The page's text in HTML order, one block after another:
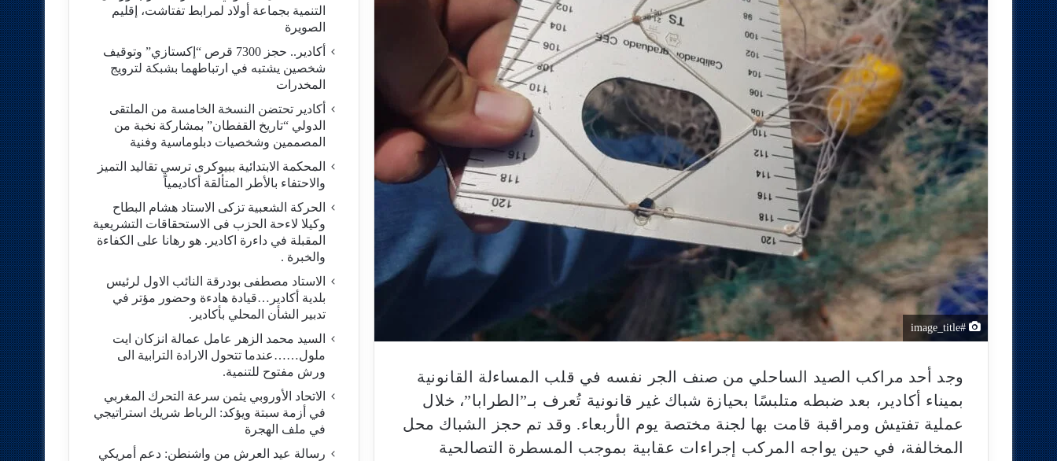
#image_title
وجد أحد مراكب الصيد الساحلي من صنف الجر نفسه في قلب المساءلة القانونية
بميناء أكادير، بعد ضبطه متلبسًا بحيازة شباك غير قانونية تُعرف بـ”الطرابا”، خلال
عملية تفتيش ومراقبة قامت بها لجنة مختصة يوم الأربعاء. وقد تم حجز الشباك محل
المخالفة، في حين يواجه المركب إجراءات عقابية بموجب المسطرة التصالحية
التنمية بجماعة أولاد لمرابط تفتاشت، إقليم
الصويرة
أكادير.. حجز 7300 قرص “إكستازي” وتوقيف
شخصين يشتبه في ارتباطهما بشبكة لترويج
المخدرات
أكادير تحتضن النسخة الخامسة من الملتقى
الدولي “تاريخ القفطان” بمشاركة نخبة من
المصممين وشخصيات دبلوماسية وفنية
المحكمة الابتدائية ببيوكرى ترسي تقاليد التميز
والاحتفاء بالأطر المتألقة أكاديمياً
الحركة الشعبية تزكى الاستاد هشام البطاح
وكيلا لاءحة الحزب فى الاستحقاقات التشريعية
المقبلة في داءرة اكادير. هو رهانا على الكفاءة
والخبرة .
الاستاد مصطفى بودرقة النائب الاول لرئيس
بلدية أكادير…قيادة هادءة وحضور مؤتر في
تدبير الشأن المحلي بأكادير.
السيد محمد الزهر عامل عمالة انزكان ايت
ملول……عندما تتحول الارادة الترابية الى
ورش مفتوح للتنمية.
الاتحاد الأوروبي يثمن سرعة التحرك المغربي
في أزمة سبتة ويؤكد: الرباط شريك استراتيجي
في ملف الهجرة
رسالة عيد العرش من واشنطن: دعم أمريكي